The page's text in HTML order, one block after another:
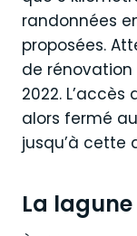
randonnées
proposées.
de rénovation
2022.
alors fermé
jusqu’à cette
La